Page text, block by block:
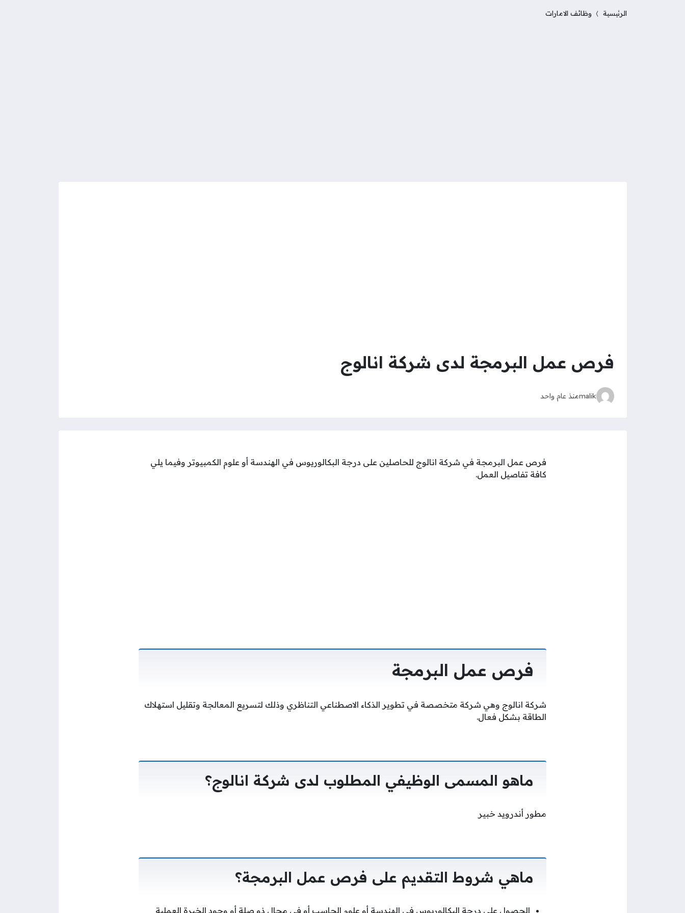
الرئيسية وظائف الامارات
فرص عمل البرمجة لدى شركة انالوج
malikمنذ عام واحد
فرص عمل البرمجة في شركة انالوج للحاصلين على درجة البكالوريوس في الهندسة أو علوم الكمبيوتر وفيما يلي
كافة تفاصيل العمل.
فرص عمل البرمجة
شركة انالوج وهي شركة متخصصة في تطوير الذكاء الاصطناعي التناظري وذلك لتسريع المعالجة وتقليل استهلاك
الطاقة بشكل فعال.
ماهو المسمى الوظيفي المطلوب لدى شركة انالوج؟
مطور أندرويد خبير
ماهي شروط التقديم على فرص عمل البرمجة؟
الحصول على درجة البكالوريوس في الهندسة أو علوم الحاسب أو في مجال ذو صلة أو وجود الخبرة العملية